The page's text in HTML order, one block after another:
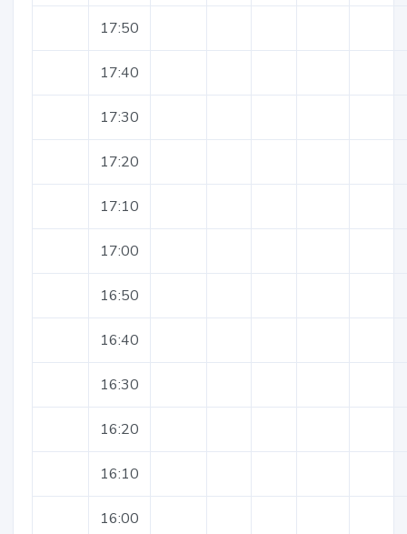
17:50
17:40
17:30
17:20
17:10
17:00
16:50
16:40
16:30
16:20
16:10
16:00